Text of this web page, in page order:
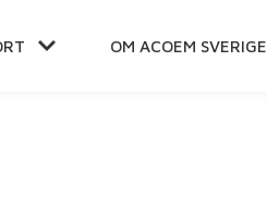
OM ACOEM SVERIGE